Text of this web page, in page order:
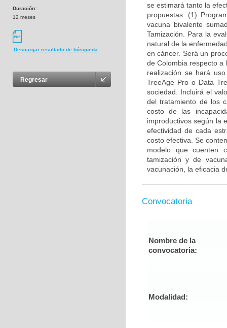
Duración:
12 meses
Descargar resultado de búsqueda
Regresar
se estimará tanto la
propuestas: (1)
vacuna bivalente
Tamización. Para la
natural de la
en cáncer. Será un
de Colombia respecto a
realización se hará
TreeAge Pro o Data
sociedad. Incluirá el
del tratamiento de los
costo de las
improductivos según la
efectividad de cada
costo efectiva. Se
modelo que cuenten
tamización y de
vacunación, la eficacia
Convocatoria
Nombre de la
convocatoria:
Modalidad: